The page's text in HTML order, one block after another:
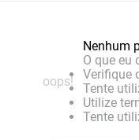
oops!
Nenhum
O que eu
Verifique
Tente
Utilize
Tente